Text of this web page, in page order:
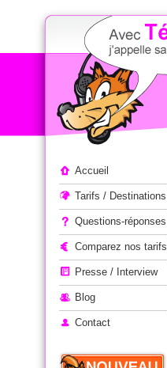
Accueil
Tarifs / Destinations
Questions-réponses
Comparez nos tarifs
Presse / Interview
Blog
Contact